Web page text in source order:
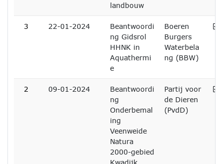
landbouw
3 22-01-2024
Beantwoordi
ng Gidsrol
HHNK in
Aquathermi
e
Boeren
Burgers
Waterbela
ng (BBW)
2 09-01-2024
Beantwoordi
ng
Onderbemal
ing
Veenweide
Natura
2000-gebied
Kwadijk
Partij voor
de Dieren
(PvdD)